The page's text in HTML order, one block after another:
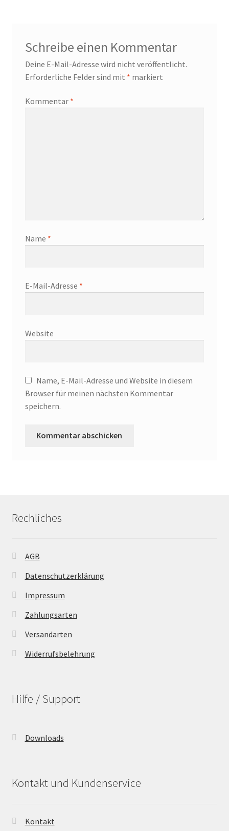
Schreibe einen Kommentar
Deine E-Mail-Adresse wird nicht veröffentlicht.
Erforderliche Felder sind mit * markiert
Kommentar *
Name *
E-Mail-Adresse *
Website
Name, E-Mail-Adresse und Website in diesem
Browser für meinen nächsten Kommentar
speichern.
Rechliches
AGB
Datenschutzerklärung
Impressum
Zahlungsarten
Versandarten
Widerrufsbelehrung
Hilfe / Support
Downloads
Kontakt und Kundenservice
Kontakt